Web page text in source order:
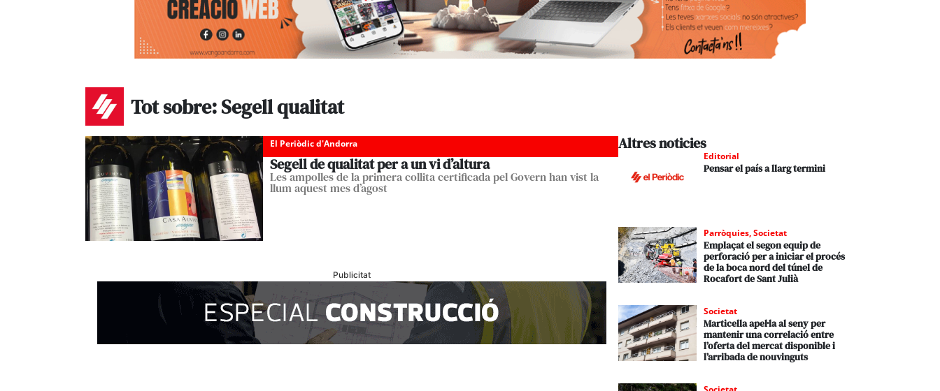
Tot sobre: Segell qualitat
El Periòdic d'Andorra
Segell de qualitat per a un vi d’altura
Les ampolles de la primera collita certificada pel Govern han vist la
llum aquest mes d’agost
Publicitat
Altres noticies
Editorial
Pensar el país a llarg termini
Parròquies,Societat
Emplaçat el segon equip de
perforació per a iniciar el procés
de la boca nord del túnel de
Rocafort de Sant Julià
Societat
Marticella apel·la al seny per
mantenir una correlació entre
l’oferta del mercat disponible i
l’arribada de nouvinguts